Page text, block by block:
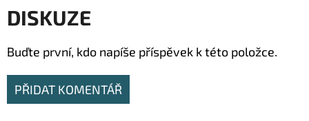
DISKUZE
Buďte první, kdo napíše příspěvek k této položce.
PŘIDAT KOMENTÁŘ